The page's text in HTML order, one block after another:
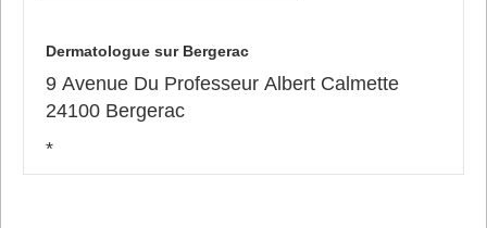
Dermatologue sur Bergerac
9 Avenue Du Professeur Albert Calmette
24100 Bergerac
*